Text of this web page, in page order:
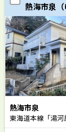
熱海市泉
熱海市泉
東海道本線「湯